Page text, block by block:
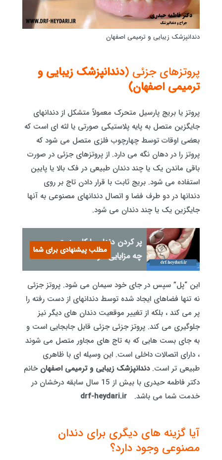
دندانپزشک زیبایی و ترمیمی اصفهان
پروتزهای جزئی (دندانپزشک زیبایی و
ترمیمی اصفهان)
پروتز یا بریج پارسیل متحرک معمولاً متشکل از دندانهای
جایگزین متصل به پایه پلاستیکی صورتی یا لثه ای است که
بعضی اوقات توسط چهارچوب فلزی متصل می شود که
پروتز را در دهان نگه می دارد. از پروتزهای جزئی در صورت
باقی ماندن یک یا چند دندان طبیعی در فک بالا یا پایین
استفاده می شود. بریج ثابت با قرار دادن تاج بر روی
دندانها در دو طرف فضا و اتصال دندانهای مصنوعی به آنها
جایگزین یک یا چند دندان می شود.
پر کردن دندان با کامپوزیت
چه مزایایی دارد؟مطلب پیشنهادی برای شما
این “پل” سپس در جای خود سیمان می شود. پروتز جزئی
نه تنها فضاهای ایجاد شده توسط دندانهای از دست رفته را
پر می کند ، بلکه از تغییر موقعیت دندان های دیگر نیز
جلوگیری می کند. پروتز جزئی جزئی قابل جابجایی است و
به جای بست هایی که به تاج های مجاور متصل می شوند
، دارای اتصالات داخلی است. این وسیله ای با ظاهری
طبیعی تر است.دندانپزشک زیبایی و ترمیمی اصفهان خانم
دکتر فاطمه حیدری با بیش از 15 سال سابقه درخشان در
خدمت شما می باشد. drf-heydari.ir
آیا گزینه های دیگری برای دندان
مصنوعی وجود دارد؟